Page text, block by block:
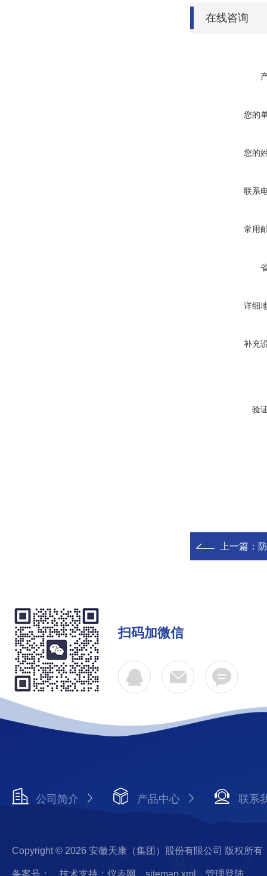
在线咨询
您的
您的
联系
常用
详细
补充
验
上一篇：
扫码加微信
公司简介 产品中心 联系
Copyright © 2026 安徽天康（集团）股份有限公司 版权所有
备案号： 技术支持：仪表网 sitemap.xml 管理登陆